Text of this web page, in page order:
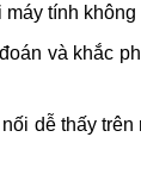
máy tính
và khắc
dễ thấy